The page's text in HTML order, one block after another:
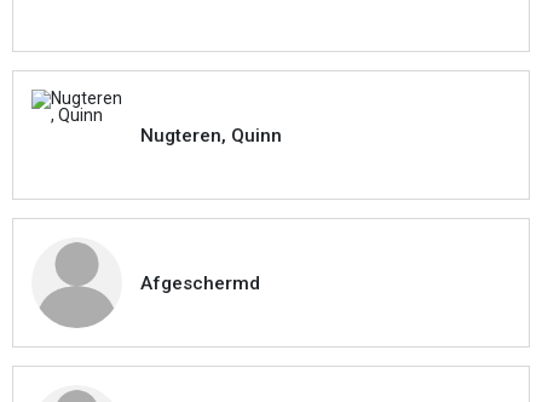
Nugteren, Quinn
Afgeschermd